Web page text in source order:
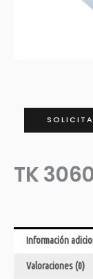
TK
Información
Valoraciones (0)